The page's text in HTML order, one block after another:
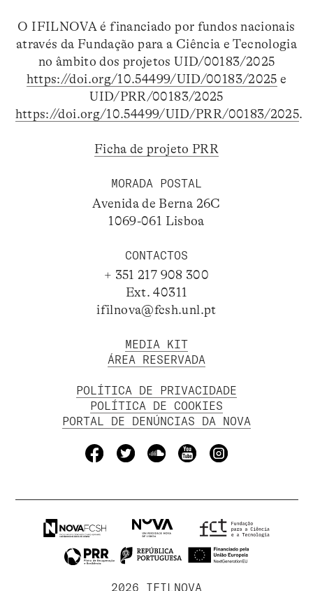
O IFILNOVA é financiado por fundos nacionais
através da Fundação para a Ciência e Tecnologia
no âmbito dos projetos UID/00183/2025
https://doi.org/10.54499/UID/00183/2025 e
UID/PRR/00183/2025
https://doi.org/10.54499/UID/PRR/00183/2025.
Ficha de projeto PRR
MORADA POSTAL
Avenida de Berna 26C
1069-061 Lisboa
CONTACTOS
+ 351 217 908 300
Ext. 40311
ifilnova@fcsh.unl.pt
MEDIA KIT
ÁREA RESERVADA
POLÍTICA DE PRIVACIDADE
POLÍTICA DE COOKIES
PORTAL DE DENÚNCIAS DA NOVA
2026 IFILNOVA